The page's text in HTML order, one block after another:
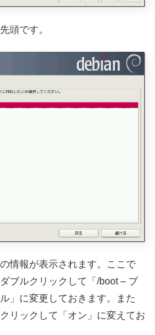
頭です。
情報が表示されます。ここで
ブルクリックして「/boot – ブ
」に変更しておきます。また
リックして「オン」に変えてお